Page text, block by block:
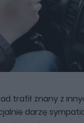
trafił znany z
darzę